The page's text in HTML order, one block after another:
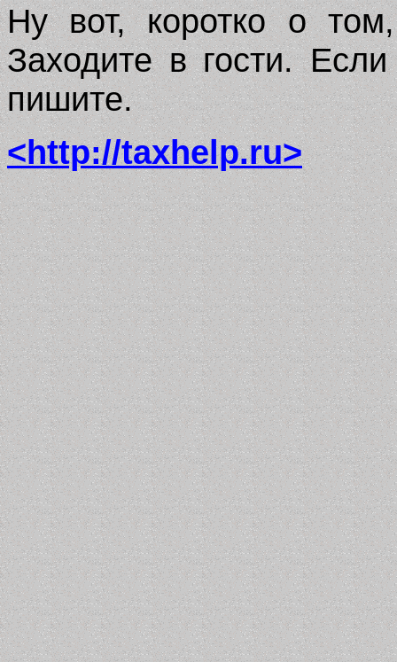
Ну вот, коротко о
Заходите в гости. Если
пишите.
<http://taxhelp.ru>